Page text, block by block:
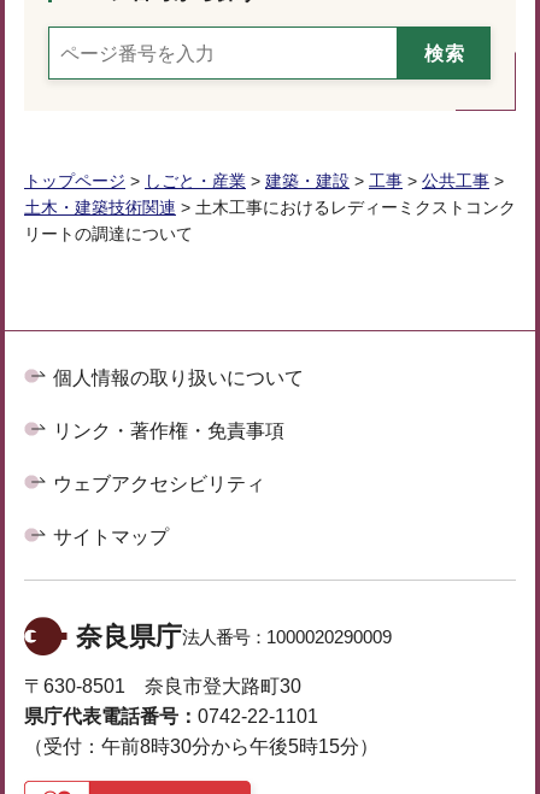
トップページ > しごと・産業 > 建築・建設 > 工事 > 公共工事 >
土木・建築技術関連 > 土木工事におけるレディーミクストコンク
リートの調達について
個人情報の取り扱いについて
リンク・著作権・免責事項
ウェブアクセシビリティ
サイトマップ
奈良県庁法人番号： 1000020290009
〒630-8501 奈良市登大路町30
県庁代表電話番号： 0742-22-1101
（受付：午前8時30分から午後5時15分）